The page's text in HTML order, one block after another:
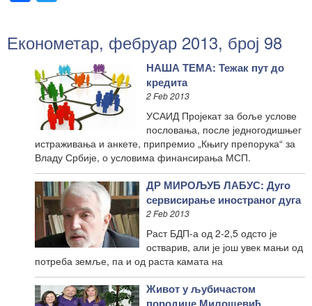
Економетар, фебруар 2013, број 98
НАША ТЕМА: Тежак пут до
кредита
2 Feb 2013
УСАИД Пројекат за боље услове
пословања, после једногодишњег
истраживања и анкете, припремио „Књигу препорука“ за
Владу Србије, о условима финансирања МСП.
ДР МИРОЉУБ ЛАБУС: Дуго
сервисирање иностраног дуга
2 Feb 2013
Раст БДП-а од 2-2,5 одсто је
остварив, али је још увек мањи од
потреба земље, па и од раста камата на
Живот у љубичастом
породице Милошевић